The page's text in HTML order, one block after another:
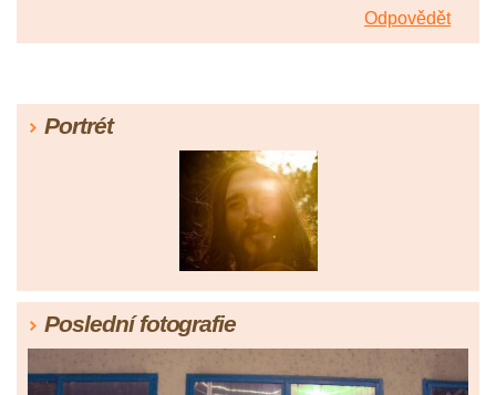
Odpovědět
Portrét
Poslední fotografie